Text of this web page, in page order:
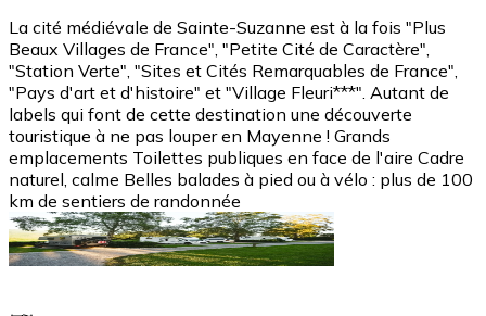
La cité médiévale de Sainte-Suzanne est à la fois "Plus
Beaux Villages de France", "Petite Cité de Caractère",
"Station Verte", "Sites et Cités Remarquables de France",
"Pays d'art et d'histoire" et "Village Fleuri***". Autant de
labels qui font de cette destination une découverte
touristique à ne pas louper en Mayenne ! Grands
emplacements Toilettes publiques en face de l'aire Cadre
naturel, calme Belles balades à pied ou à vélo : plus de 100
km de sentiers de randonnée